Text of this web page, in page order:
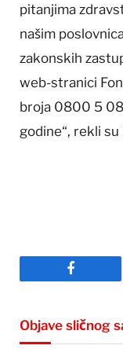
pitanjima
našim
zakonskih
web-stranici
broja 0800 5
godine“, rekli su
Facebook
Objave sličnog